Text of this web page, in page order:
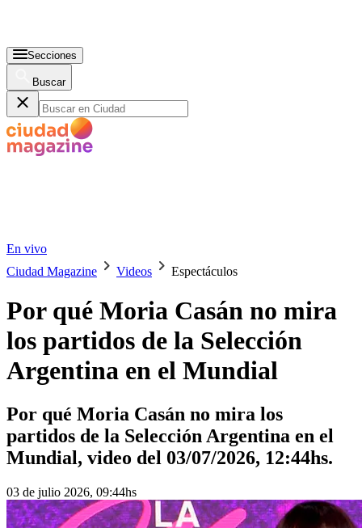
Secciones
Buscar
En vivo
Ciudad Magazine
Videos Espectáculos
Por qué Moria Casán no mira
los partidos de la Selección
Argentina en el Mundial
Por qué Moria Casán no mira los
partidos de la Selección Argentina en el
Mundial, video del 03/07/2026, 12:44hs.
03 de julio 2026, 09:44hs